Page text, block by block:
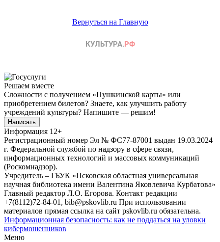
Вернуться на Главную
Решаем вместе
Сложности с получением «Пушкинской карты» или
приобретением билетов? Знаете, как улучшить работу
учреждений культуры? Напишите — решим!
Написать
Информация 12+
Регистрационный номер Эл № ФС77-87001 выдан 19.03.2024
г. Федеральной службой по надзору в сфере связи,
информационных технологий и массовых коммуникаций
(Роскомнадзор).
Учредитель – ГБУК «Псковская областная универсальная
научная библиотека имени Валентина Яковлевича Курбатова»
Главный редактор Л.О. Егорова. Контакт редакции
+7(8112)72-84-01, bib@pskovlib.ru При использовании
материалов прямая ссылка на сайт pskovlib.ru обязательна.
Информационная безопасность: как не поддаться на уловки
кибермошенников
Меню